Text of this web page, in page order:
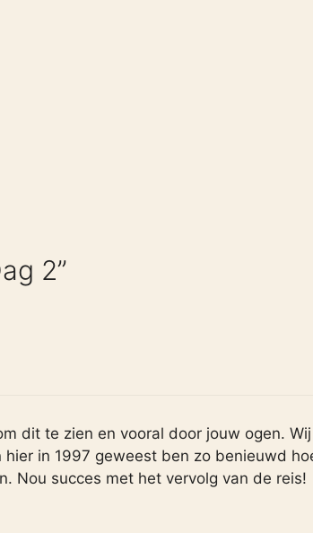
2”
dit te zien en vooral door jouw ogen.
in 1997 geweest ben zo benieuwd
Nou succes met het vervolg van de reis!